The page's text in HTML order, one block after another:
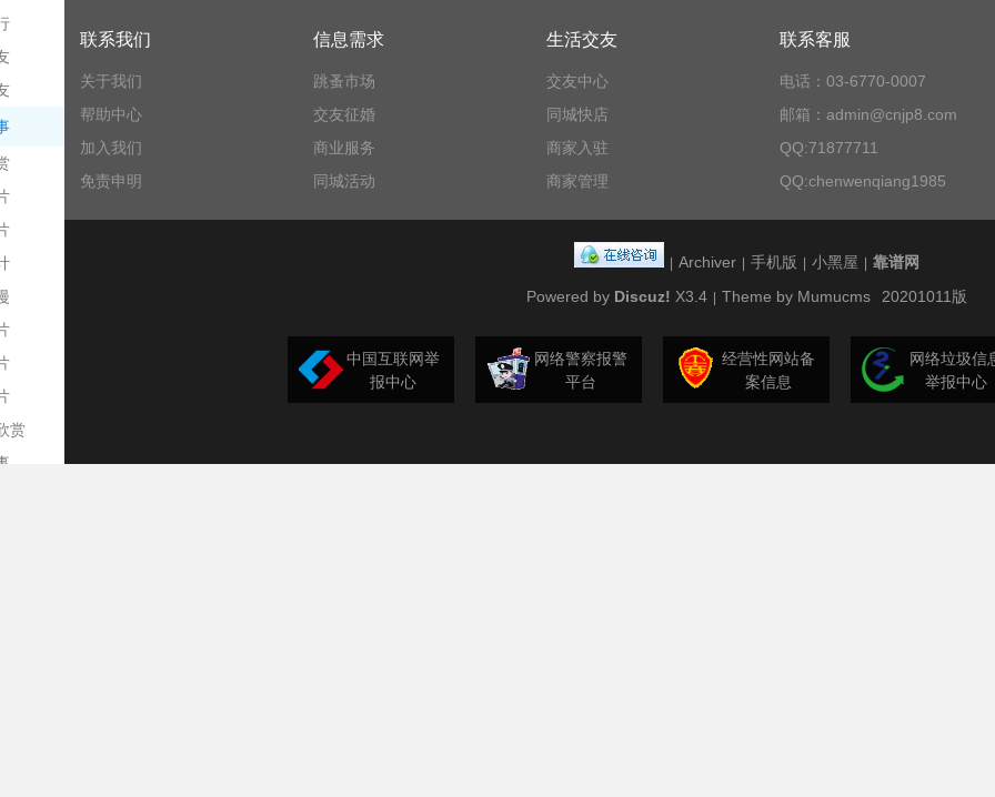
赏
联系我们
关于我们
帮助中心
加入我们
免责申明
信息需求
跳蚤市场
交友征婚
商业服务
同城活动
生活交友
交友中心
同城快店
商家入驻
商家管理
联系客服
电话：03-6770-0007
邮箱：admin@cnjp8.com
QQ:71877711
QQ:chenwenqiang1985
Archiver 手机版 小黑屋
靠谱网
Powered by Discuz! X3.4 Theme by Mumucms 20201011版
中国互联网举
报中心
网络警察报警
平台
经营性网站备
案信息
网络垃圾信
举报中心